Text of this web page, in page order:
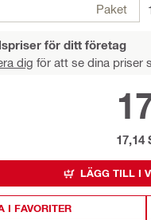
Paket
för ditt företag
dig för att se dina priser
17,14
LÄGG TILL I
I FAVORITER